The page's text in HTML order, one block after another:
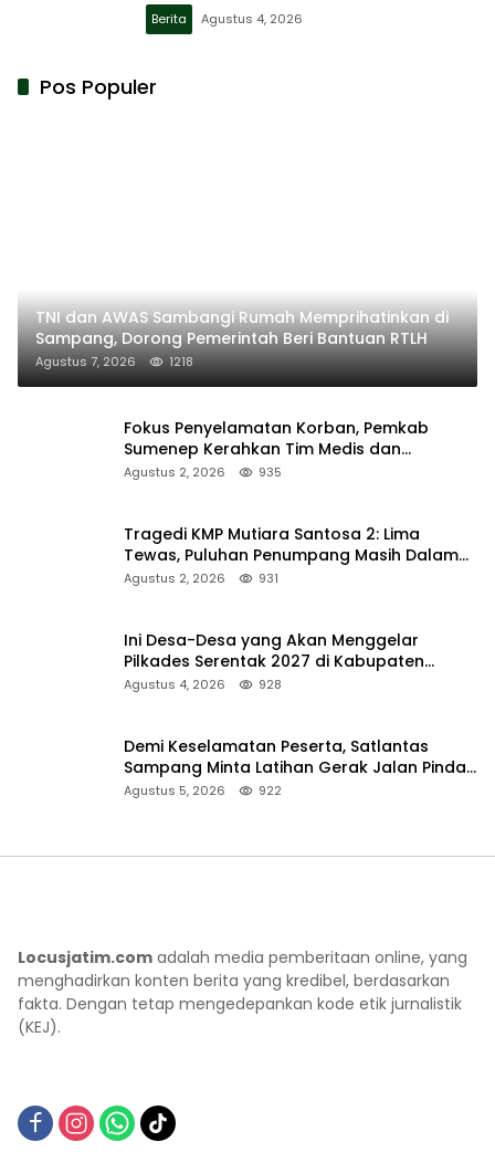
Berita Agustus 4, 2026
Pos Populer
TNI dan AWAS Sambangi Rumah Memprihatinkan di
Sampang, Dorong Pemerintah Beri Bantuan RTLH
Agustus 7, 2026 1218
Fokus Penyelamatan Korban, Pemkab
Sumenep Kerahkan Tim Medis dan
Ambulans ke Pelabuhan Kalianget
Agustus 2, 2026 935
Tragedi KMP Mutiara Santosa 2: Lima
Tewas, Puluhan Penumpang Masih Dalam
Pencarian
Agustus 2, 2026 931
Ini Desa-Desa yang Akan Menggelar
Pilkades Serentak 2027 di Kabupaten
Sumenep
Agustus 4, 2026 928
Demi Keselamatan Peserta, Satlantas
Sampang Minta Latihan Gerak Jalan Pindah
ke Lokasi Aman
Agustus 5, 2026 922
Locusjatim.com adalah media pemberitaan online, yang
menghadirkan konten berita yang kredibel, berdasarkan
fakta. Dengan tetap mengedepankan kode etik jurnalistik
(KEJ).